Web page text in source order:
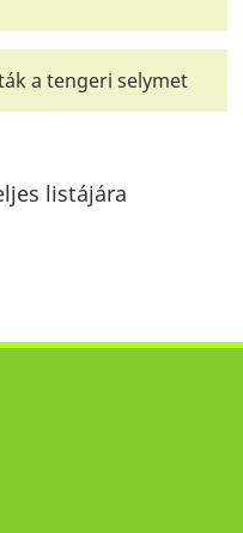
a tengeri selymet
listájára